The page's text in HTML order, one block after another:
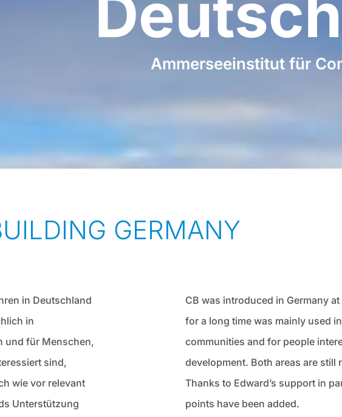
Ammerseeinstitut für
GERMANY
in Deutschland
in
und für Menschen,
sind,
wie vor relevant
Unterstützung
CB was introduced in Germany
for a long time was mainly used
communities and for people
development. Both areas are still
Thanks to Edward’s support in
points have been added.